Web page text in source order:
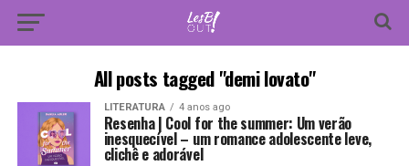
All posts tagged "demi lovato"
LITERATURA 4 anos ago
Resenha | Cool for the summer: Um verão
inesquecível – um romance adolescente leve,
clichê e adorável